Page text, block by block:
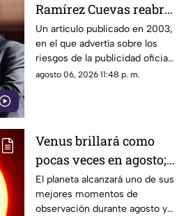
Ramírez Cuevas reabre
el debate sobre la
censura
Un artículo publicado en 2003,
en el que advertía sobre los
riesgos de la publicidad oficial
y la censura a los medios
agosto 06, 2026 11:48 p. m.
Venus brillará como
pocas veces en agosto;
a esta hora podrás
verlo durante este mes
El planeta alcanzará uno de sus
mejores momentos de
observación durante agosto y